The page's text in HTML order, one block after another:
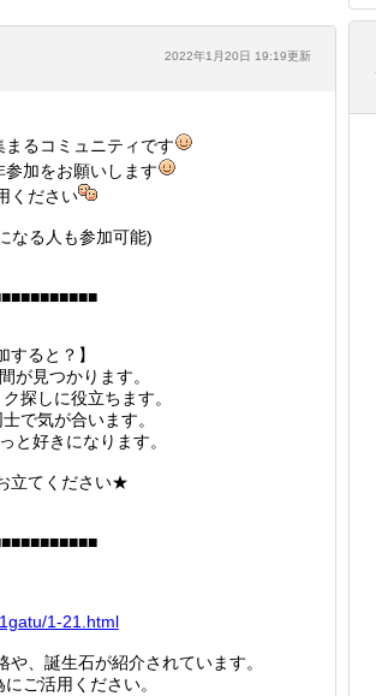
2022年1月20日 19:19更新
るコミュニティです
加をお願いします
ください
なる人も参加可能)
すると？】
見つかります。
探しに役立ちます。
で気が合います。
好きになります。
立てください★
1-21.html
や、誕生石が紹介されています。
ご活用ください。